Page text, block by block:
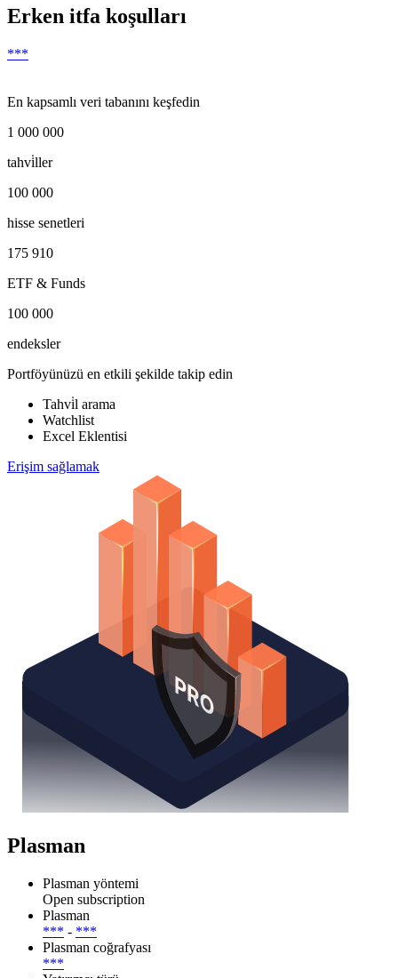
Erken itfa koşulları
***
En kapsamlı veri tabanını keşfedin
1 000 000
tahvi̇ller
100 000
hisse senetleri
175 910
ETF & Funds
100 000
endeksler
Portföyünüzü en etkili şekilde takip edin
Tahvi̇l arama
Watchlist
Excel Eklentisi
Erişim sağlamak
Plasman
Plasman yöntemi
Open subscription
Plasman
*** - ***
Plasman coğrafyası
***